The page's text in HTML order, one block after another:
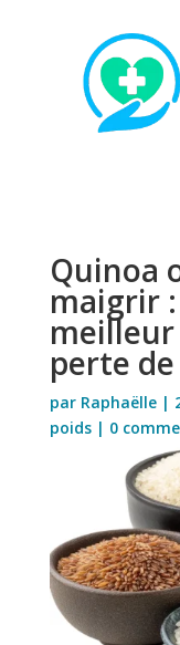
Quinoa
maigrir
perte
par Raphaëlle|
poids| 0